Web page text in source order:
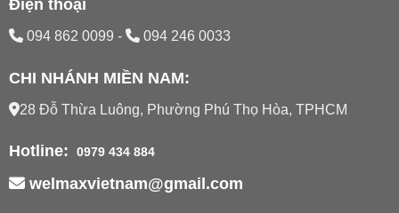
Điện thoại
094 862 0099 - 094 246 0033
CHI NHÁNH MIỀN NAM:
28 Đỗ Thừa Luông, Phường Phú Thọ Hòa, TPHCM
Hotline: 0979 434 884
welmaxvietnam@gmail.com